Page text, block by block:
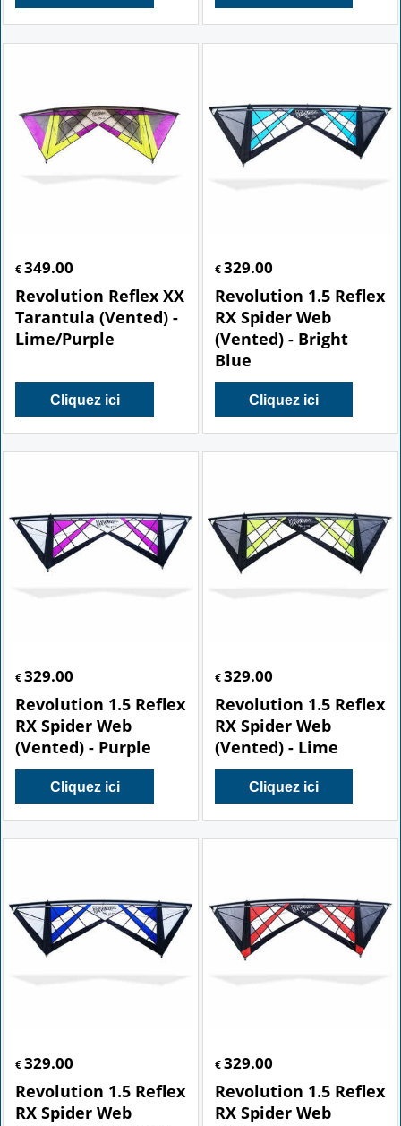
€ 349.00
Revolution Reflex XX
Tarantula (Vented) -
Lime/Purple
Cliquez ici
€329.00
Revolution 1.5 Reflex
RX Spider Web
(Vented) - Bright
Blue
Cliquez ici
€ 329.00
Revolution 1.5 Reflex
RX Spider Web
(Vented) - Purple
Cliquez ici
€329.00
Revolution 1.5 Reflex
RX Spider Web
(Vented) - Lime
Cliquez ici
€ 329.00
Revolution 1.5 Reflex
RX Spider Web
€329.00
Revolution 1.5 Reflex
RX Spider Web